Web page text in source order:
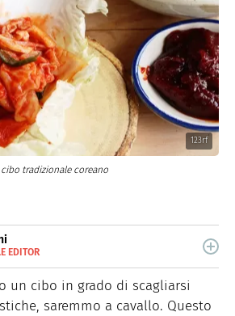
123rf
tradizionale coreano
EDITOR
delle 100 torri, è laureata in Scienze
e schietta, scrive di lifestyle, food e
un cibo in grado di scagliarsi
saremmo a cavallo. Questo